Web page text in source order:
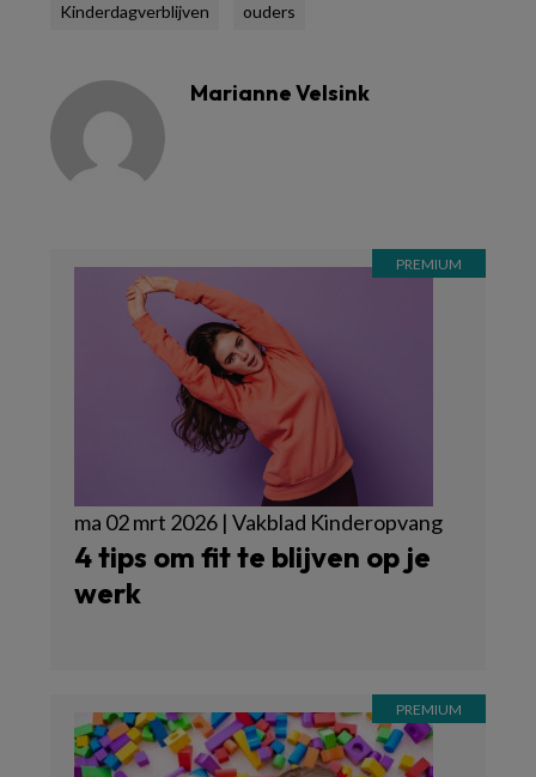
Kinderdagverblijven ouders
Marianne Velsink
ma 02 mrt 2026 | Vakblad Kinderopvang
4 tips om fit te blijven op je
werk